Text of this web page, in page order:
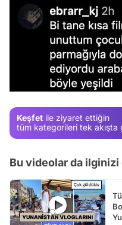
Keşfet ile ziyaret ettiğin
tüm kategorileri tek akışta
Bu videolar da